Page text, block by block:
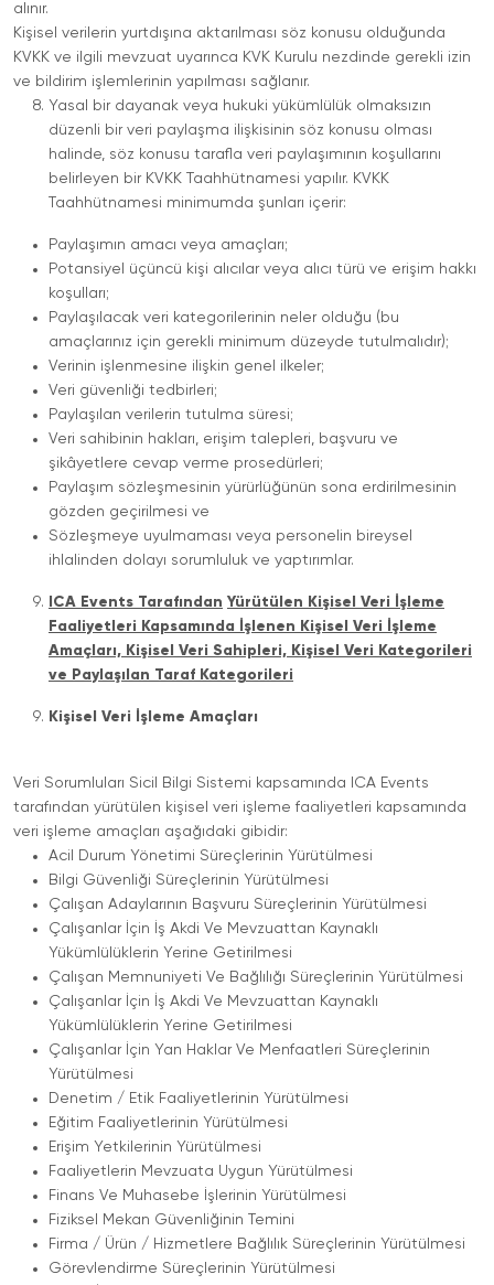
alınır.
Kişisel verilerin yurtdışına aktarılması söz konusu olduğunda
KVKK ve ilgili mevzuat uyarınca KVK Kurulu nezdinde gerekli izin
ve bildirim işlemlerinin yapılması sağlanır.
Yasal bir dayanak veya hukuki yükümlülük olmaksızın
düzenli bir veri paylaşma ilişkisinin söz konusu olması
halinde, söz konusu tarafla veri paylaşımının koşullarını
belirleyen bir KVKK Taahhütnamesi yapılır. KVKK
Taahhütnamesi minimumda şunları içerir:
Paylaşımın amacı veya amaçları;
Potansiyel üçüncü kişi alıcılar veya alıcı türü ve erişim hakkı
koşulları;
Paylaşılacak veri kategorilerinin neler olduğu (bu
amaçlarınız için gerekli minimum düzeyde tutulmalıdır);
Verinin işlenmesine ilişkin genel ilkeler;
Veri güvenliği tedbirleri;
Paylaşılan verilerin tutulma süresi;
Veri sahibinin hakları, erişim talepleri, başvuru ve
şikâyetlere cevap verme prosedürleri;
Paylaşım sözleşmesinin yürürlüğünün sona erdirilmesinin
gözden geçirilmesi ve
Sözleşmeye uyulmaması veya personelin bireysel
ihlalinden dolayı sorumluluk ve yaptırımlar.
ICA Events Tarafından Yürütülen Kişisel Veri İşleme
Faaliyetleri Kapsamında İşlenen Kişisel Veri İşleme
Amaçları, Kişisel Veri Sahipleri, Kişisel Veri Kategorileri
ve Paylaşılan Taraf Kategorileri
Kişisel Veri İşleme Amaçları
Veri Sorumluları Sicil Bilgi Sistemi kapsamında ICA Events
tarafından yürütülen kişisel veri işleme faaliyetleri kapsamında
veri işleme amaçları aşağıdaki gibidir:
Acil Durum Yönetimi Süreçlerinin Yürütülmesi
Bilgi Güvenliği Süreçlerinin Yürütülmesi
Çalışan Adaylarının Başvuru Süreçlerinin Yürütülmesi
Çalışanlar İçin İş Akdi Ve Mevzuattan Kaynaklı
Yükümlülüklerin Yerine Getirilmesi
Çalışan Memnuniyeti Ve Bağlılığı Süreçlerinin Yürütülmesi
Çalışanlar İçin İş Akdi Ve Mevzuattan Kaynaklı
Yükümlülüklerin Yerine Getirilmesi
Çalışanlar İçin Yan Haklar Ve Menfaatleri Süreçlerinin
Yürütülmesi
Denetim / Etik Faaliyetlerinin Yürütülmesi
Eğitim Faaliyetlerinin Yürütülmesi
Erişim Yetkilerinin Yürütülmesi
Faaliyetlerin Mevzuata Uygun Yürütülmesi
Finans Ve Muhasebe İşlerinin Yürütülmesi
Fiziksel Mekan Güvenliğinin Temini
Firma / Ürün / Hizmetlere Bağlılık Süreçlerinin Yürütülmesi
Görevlendirme Süreçlerinin Yürütülmesi